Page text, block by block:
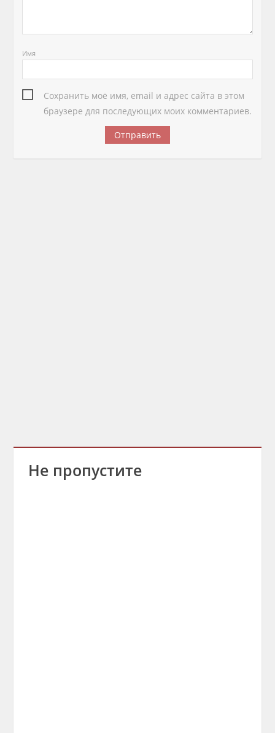
Имя
Сохранить моё имя, email и адрес сайта в этом
браузере для последующих моих комментариев.
Не пропустите